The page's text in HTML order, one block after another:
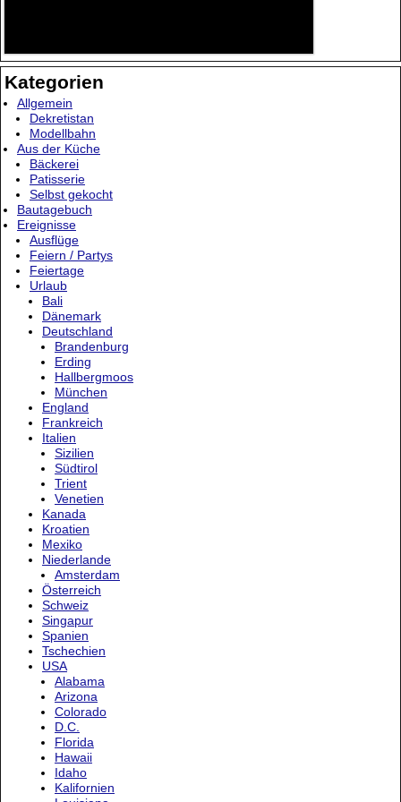
Kategorien
Allgemein
Dekretistan
Modellbahn
Aus der Küche
Bäckerei
Patisserie
Selbst gekocht
Bautagebuch
Ereignisse
Ausflüge
Feiern / Partys
Feiertage
Urlaub
Bali
Dänemark
Deutschland
Brandenburg
Erding
Hallbergmoos
München
England
Frankreich
Italien
Sizilien
Südtirol
Trient
Venetien
Kanada
Kroatien
Mexiko
Niederlande
Amsterdam
Österreich
Schweiz
Singapur
Spanien
Tschechien
USA
Alabama
Arizona
Colorado
D.C.
Florida
Hawaii
Idaho
Kalifornien